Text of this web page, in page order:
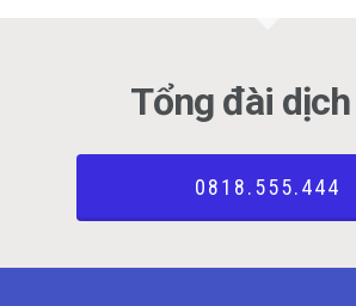
Tổng đài
0818.555.444